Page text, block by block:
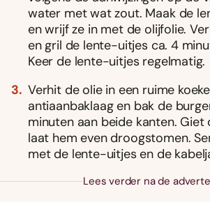
water met wat zout. Maak de
en wrijf ze in met de olijfolie.
en gril de lente-uitjes ca. 4
Keer de lente-uitjes regelmatig.
Verhit de olie in een ruime
antiaanbaklaag en bak de
minuten aan beide kanten. Giet
laat hem even droogstomen.
met de lente-uitjes en de
Lees verder na de